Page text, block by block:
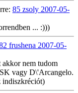
85 zsoly 2007-05-
... :)))
frushena 2007-05-
akkor nem tudom
vagy D\'Arcangelo.
indiszkréciót)